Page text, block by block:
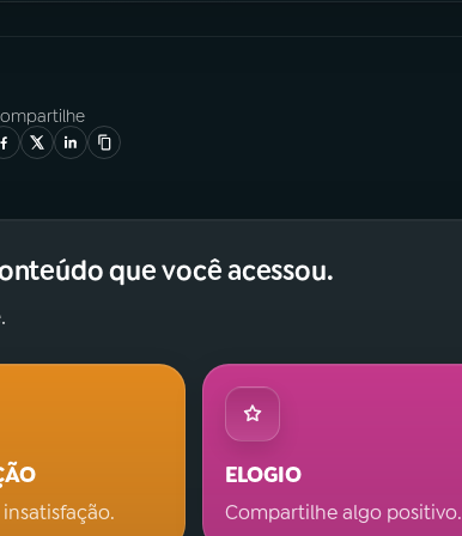
que você acessou.
ELOGIO
Compartilhe algo positivo.